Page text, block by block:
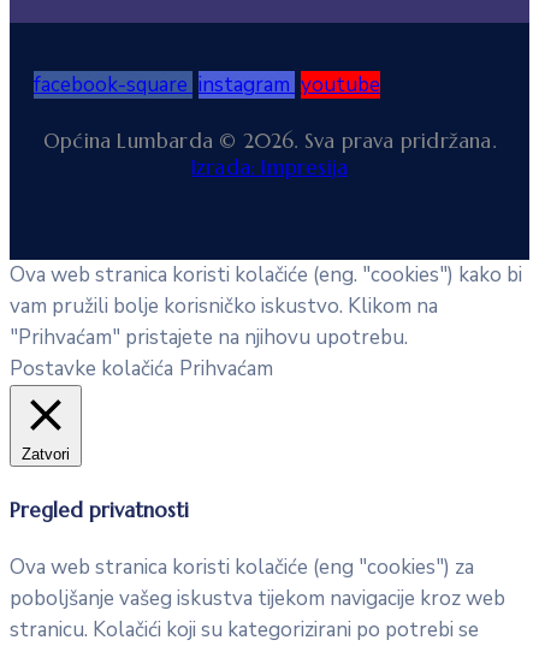
facebook-square instagram youtube
Općina Lumbarda © 2026. Sva prava pridržana.
Izrada: Impresija
Ova web stranica koristi kolačiće (eng. "cookies") kako bi
vam pružili bolje korisničko iskustvo. Klikom na
"Prihvaćam" pristajete na njihovu upotrebu.
Postavke kolačića Prihvaćam
Zatvori
Pregled privatnosti
Ova web stranica koristi kolačiće (eng "cookies") za
poboljšanje vašeg iskustva tijekom navigacije kroz web
stranicu. Kolačići koji su kategorizirani po potrebi se